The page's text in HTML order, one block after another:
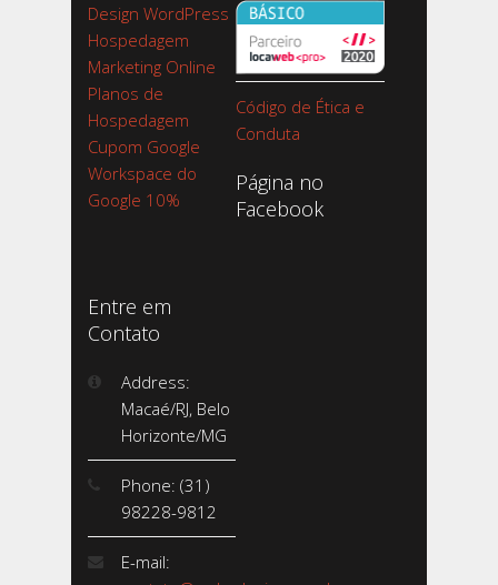
Design WordPress
Hospedagem
Marketing Online
Planos de
Hospedagem
Cupom Google
Workspace do
Google 10%
Código de Ética e
Conduta
Página no
Facebook
Entre em
Contato
Address:
Macaé/RJ, Belo
Horizonte/MG
Phone: (31)
98228-9812
E-mail: